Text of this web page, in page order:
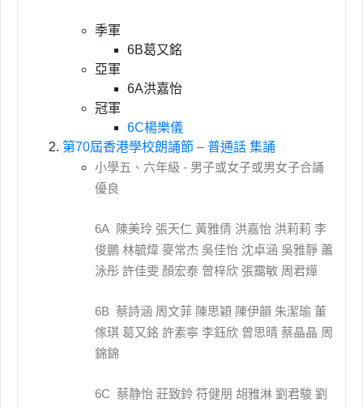
季軍
6B葛又銘
亞軍
6A洪嘉怡
冠軍
6C楊樂儀
第70屆香港學校朗誦節 – 普通話 集誦
小學五、六年級 - 男子或女子或男女子合誦
優良
6A 陳美玲 張天仁 黃雅倩 洪嘉怡 洪莉莉 李
俊鵬 林毓煒 麥常杰 吳佳怡 沈卓涵 吳雅靜 蕭
泳彤 許佳雯 顏宏泰 曾梓欣 張靄敏 周君燁
6B 蔡詩涵 周文菲 陳思穎 陳伊韻 朱潔瑜 董
傢琪 葛又銘 許素寧 李鈺欣 曾思晴 蔡晶晶 周
錦錦
6C 蔡静怡 莊致鈴 符健朋 胡雅淋 劉君駿 劉